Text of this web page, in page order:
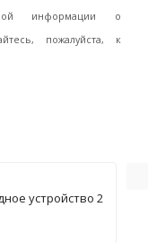
информации о
пожалуйста, к
устройство 2